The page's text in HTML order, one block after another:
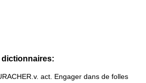
dictionnaires:
act. Engager dans de folles